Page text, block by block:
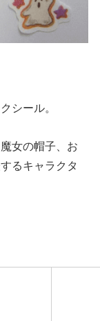
シール。
女の帽子、お
るキャラクタ